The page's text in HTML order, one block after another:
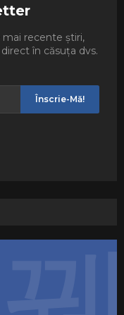
recente știri,
în căsuța dvs.
Înscrie-Mă!